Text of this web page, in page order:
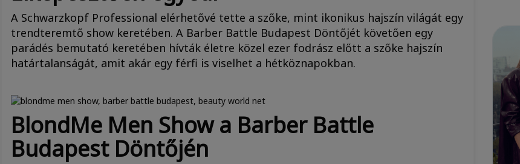
A Schwarzkopf Professional elérhetővé tette a szőke, mint ikonikus hajszín világát egy
trendteremtő show keretében. A Barber Battle Budapest Döntőjét követően egy
parádés bemutató keretében hívták életre közel ezer fodrász előtt a szőke hajszín
határtalanságát, amit akár egy férfi is viselhet a hétköznapokban.
BlondMe Men Show a Barber Battle
Budapest Döntőjén